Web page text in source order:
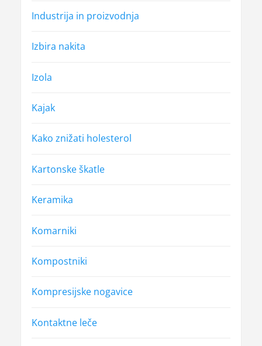
Industrija in proizvodnja
Izbira nakita
Izola
Kajak
Kako znižati holesterol
Kartonske škatle
Keramika
Komarniki
Kompostniki
Kompresijske nogavice
Kontaktne leče